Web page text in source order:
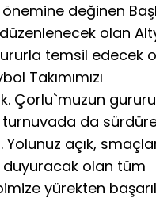
değinen
olan
temsil edecek
Takımımızı
Çorlu`muzun
turnuvada da
açık,
duyuracak olan tüm
yürekten